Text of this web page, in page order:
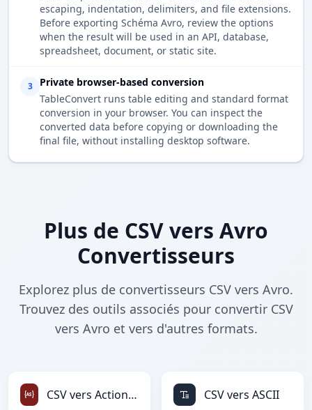
escaping, indentation, delimiters, and file extensions.
Before exporting Schéma Avro, review the options
when the result will be used in an API, database,
spreadsheet, document, or static site.
3
Private browser-based conversion
TableConvert runs table editing and standard format
conversion in your browser. You can inspect the
converted data before copying or downloading the
final file, without installing desktop software.
Plus de CSV vers Avro
Convertisseurs
Explorez plus de convertisseurs CSV vers Avro.
Trouvez des outils associés pour convertir CSV
vers Avro et vers d'autres formats.
CSV vers ActionScript CSV vers ASCII